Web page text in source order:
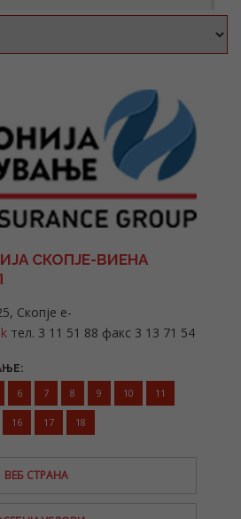
СКОПЈЕ-ВИЕНА
Скопје e-
тел. 3 11 51 88 факс 3 13 71 54
6 7 8 9 10 11
16 17 18
ВЕБ СТРАНА